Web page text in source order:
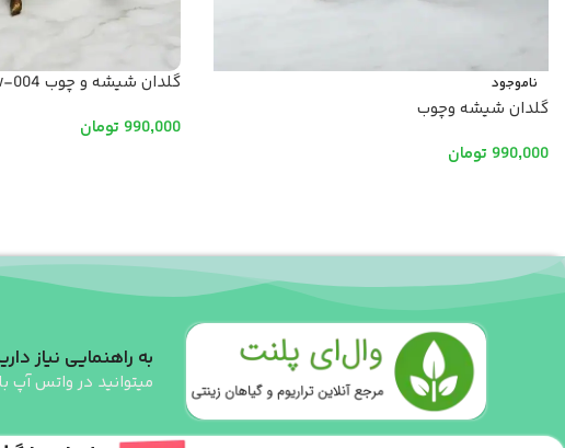
ناموجود
گلدان شیشه وچوب
990,000 تومان
گلدان شیشه و چوب w-004
990,000 تومان
به راهنمایی نیاز
میتوانید در واتس آپ